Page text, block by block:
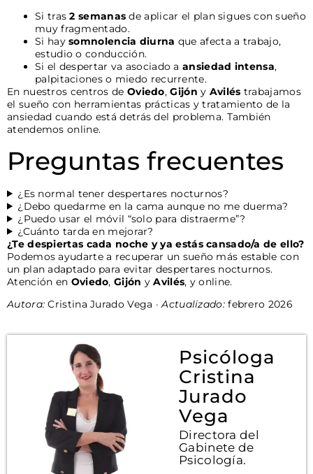
Si tras2 semanas de aplicar el plan sigues con sueño
muy fragmentado.
Si haysomnolencia diurna que afecta a trabajo,
estudio o conducción.
Si el despertar va asociado a ansiedad intensa,
palpitaciones o miedo recurrente.
En nuestros centros de Oviedo,Gijón y Avilés trabajamos
el sueño con herramientas prácticas y tratamiento de la
ansiedad cuando está detrás del problema. También
atendemos online.
Preguntas frecuentes
¿Es normal tener despertares nocturnos?
¿Debo quedarme en la cama aunque no me duerma?
¿Puedo usar el móvil “solo para distraerme”?
¿Cuánto tarda en mejorar?
¿Te despiertas cada noche y ya estás cansado/a de ello?
Podemos ayudarte a recuperar un sueño más estable con
un plan adaptado para evitar despertares nocturnos.
Atención en Oviedo,Gijón yAvilés, y online.
Autora: Cristina Jurado Vega ·Actualizado:febrero 2026
Psicóloga
Cristina
Jurado
Vega
Directora del
Gabinete de
Psicología.